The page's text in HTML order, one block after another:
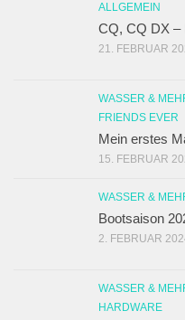
ALLGEMEIN
CQ, CQ DX –
21. FEBRUAR
WASSER &
FRIENDS EVER
Mein erstes
15. FEBRUAR
WASSER &
Bootsaison
2. FEBRUAR
WASSER &
HARDWARE